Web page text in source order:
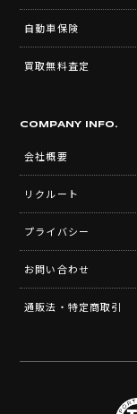
自動車保険
買取無料査定
COMPANY INFO.
会社概要
リクルート
プライバシー
お問い合わせ
通販法・特定商取引